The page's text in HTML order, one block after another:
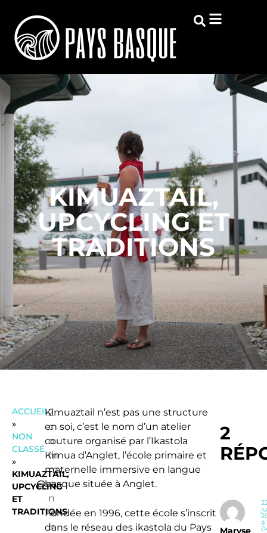
KIMUAZTAIL,
UPCYCLING ET
TRADITIONS
ACCUEIL
»
NON
CLASSÉ
»
KIMUAZTAIL,
UPCYCLING
ET
TRADITIONS
2
c
o
m
m
e
n
ta
ir
Kimuaztail n’est pas une structure
en soi, c’est le nom d’un atelier
couture organisé par l’Ikastola
Kimua d’Anglet, l’école primaire et
maternelle immersive en langue
basque située à Anglet.
Fondée en 1996, cette école s’inscrit
dans le réseau des ikastola du Pays
2
Maryse
à